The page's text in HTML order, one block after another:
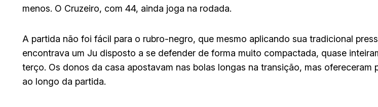
menos. O Cruzeiro, com 44, ainda joga na rodada.
A partida não foi fácil para o rubro-negro, que mesmo aplicando sua tradicional
encontrava um Ju disposto a se defender de forma muito compactada, quase
terço. Os donos da casa apostavam nas bolas longas na transição, mas ofereceram
ao longo da partida.